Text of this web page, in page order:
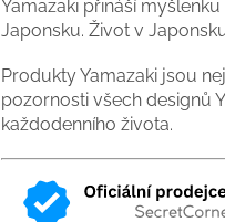
Yamazaki přináší
Japonsku. Život v
Produkty Yamazaki jsou
pozornosti všech designů
každodenního života.